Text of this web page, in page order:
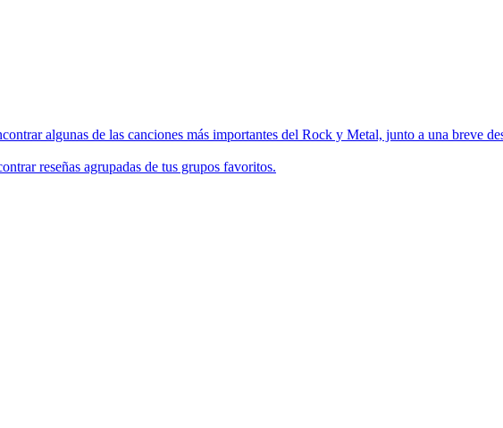
algunas de las canciones más importantes del Rock y Metal, junto a una breve
reseñas agrupadas de tus grupos favoritos.